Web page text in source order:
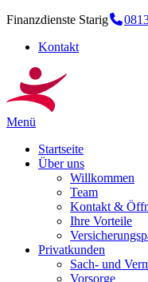
Finanzdienste Starig
Kontakt
Menü
Startseite
Über uns
Willkommen
Team
Kontakt &
Ihre Vorteile
Privatkunden
Sach- und
Vorsorge